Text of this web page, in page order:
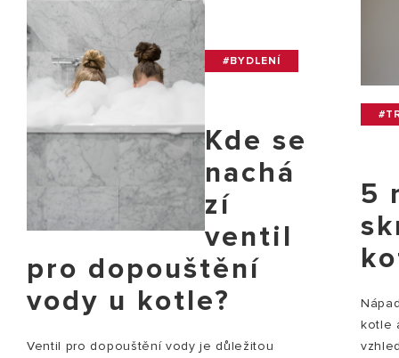
#BYDLENÍ
Kde se
nachá
zí
ventil
pro dopouštění
vody u kotle?
Ventil pro dopouštění vody je důležitou
5
kotle